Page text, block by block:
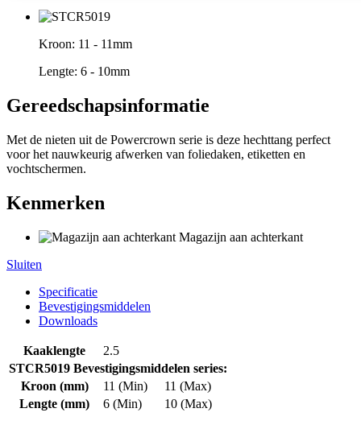
Kroon: 11 - 11mm
Lengte: 6 - 10mm
Gereedschapsinformatie
Met de nieten uit de Powercrown serie is deze hechttang perfect
voor het nauwkeurig afwerken van foliedaken, etiketten en
vochtschermen.
Kenmerken
Magazijn aan achterkant
Sluiten
Specificatie
Bevestigingsmiddelen
Downloads
Kaaklengte
2.5
STCR5019 Bevestigingsmiddelen series:
Kroon (mm)
11 (Min)
11 (Max)
Lengte (mm)
6 (Min) 10 (Max)